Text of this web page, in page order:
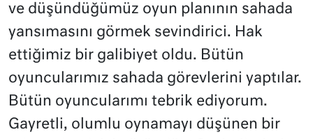
ve düşündüğümüz oyun planının sahada
yansımasını görmek sevindirici. Hak
ettiğimiz bir galibiyet oldu. Bütün
oyuncularımız sahada görevlerini yaptılar.
Bütün oyuncularımı tebrik ediyorum.
Gayretli, olumlu oynamayı düşünen bir